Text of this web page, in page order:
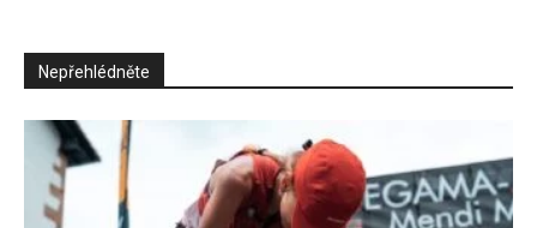
Nepřehlédněte